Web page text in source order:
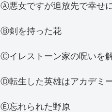
Ⓐ悪女ですが追放先で幸せ
Ⓑ剣を持った花
Ⓒイレストーン家の呪いを
Ⓓ転生した英雄はアカデミ
Ⓔ忘れられた野原